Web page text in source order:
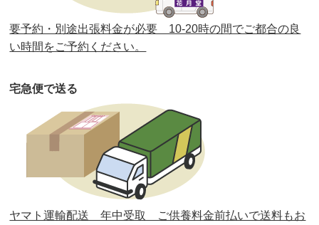
第36回人形供養祭 令和2年4月16日(木)
第35回人形供養祭令和2年2月13日(木)
第33回人形供養祭
第32回人形供養祭 令和元年6月12日(水)
第31回人形供養祭 平成31年3月13日(水)
第30回人形供養祭平成30年11月28日(水)
第29回人形供養祭平成30年5月23日(水)
要予約・別途出張料金が必要 10-20時の間でご都合の良
い時間をご予約ください。
宅急便で送る
ヤマト運輸配送 年中受取 ご供養料金前払いで送料もお